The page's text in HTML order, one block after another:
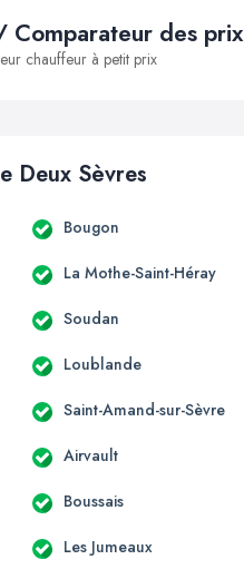
des prix
chauffeur à petit prix
Deux Sèvres
Bougon
La Mothe-Saint-Héray
Soudan
Loublande
Saint-Amand-sur-Sèvre
Airvault
Boussais
Les Jumeaux